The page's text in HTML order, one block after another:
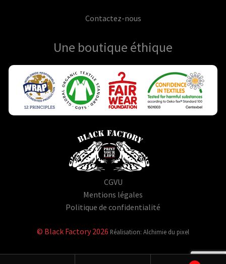
Contactez-nous
Une boutique éthique
CGVU
Mentions légales
Politique de confidentialité
© Black Factory 2026 Réalisation: Alchimie du pixel